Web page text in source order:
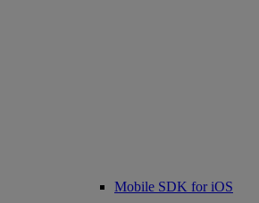
Mobile SDK for iOS